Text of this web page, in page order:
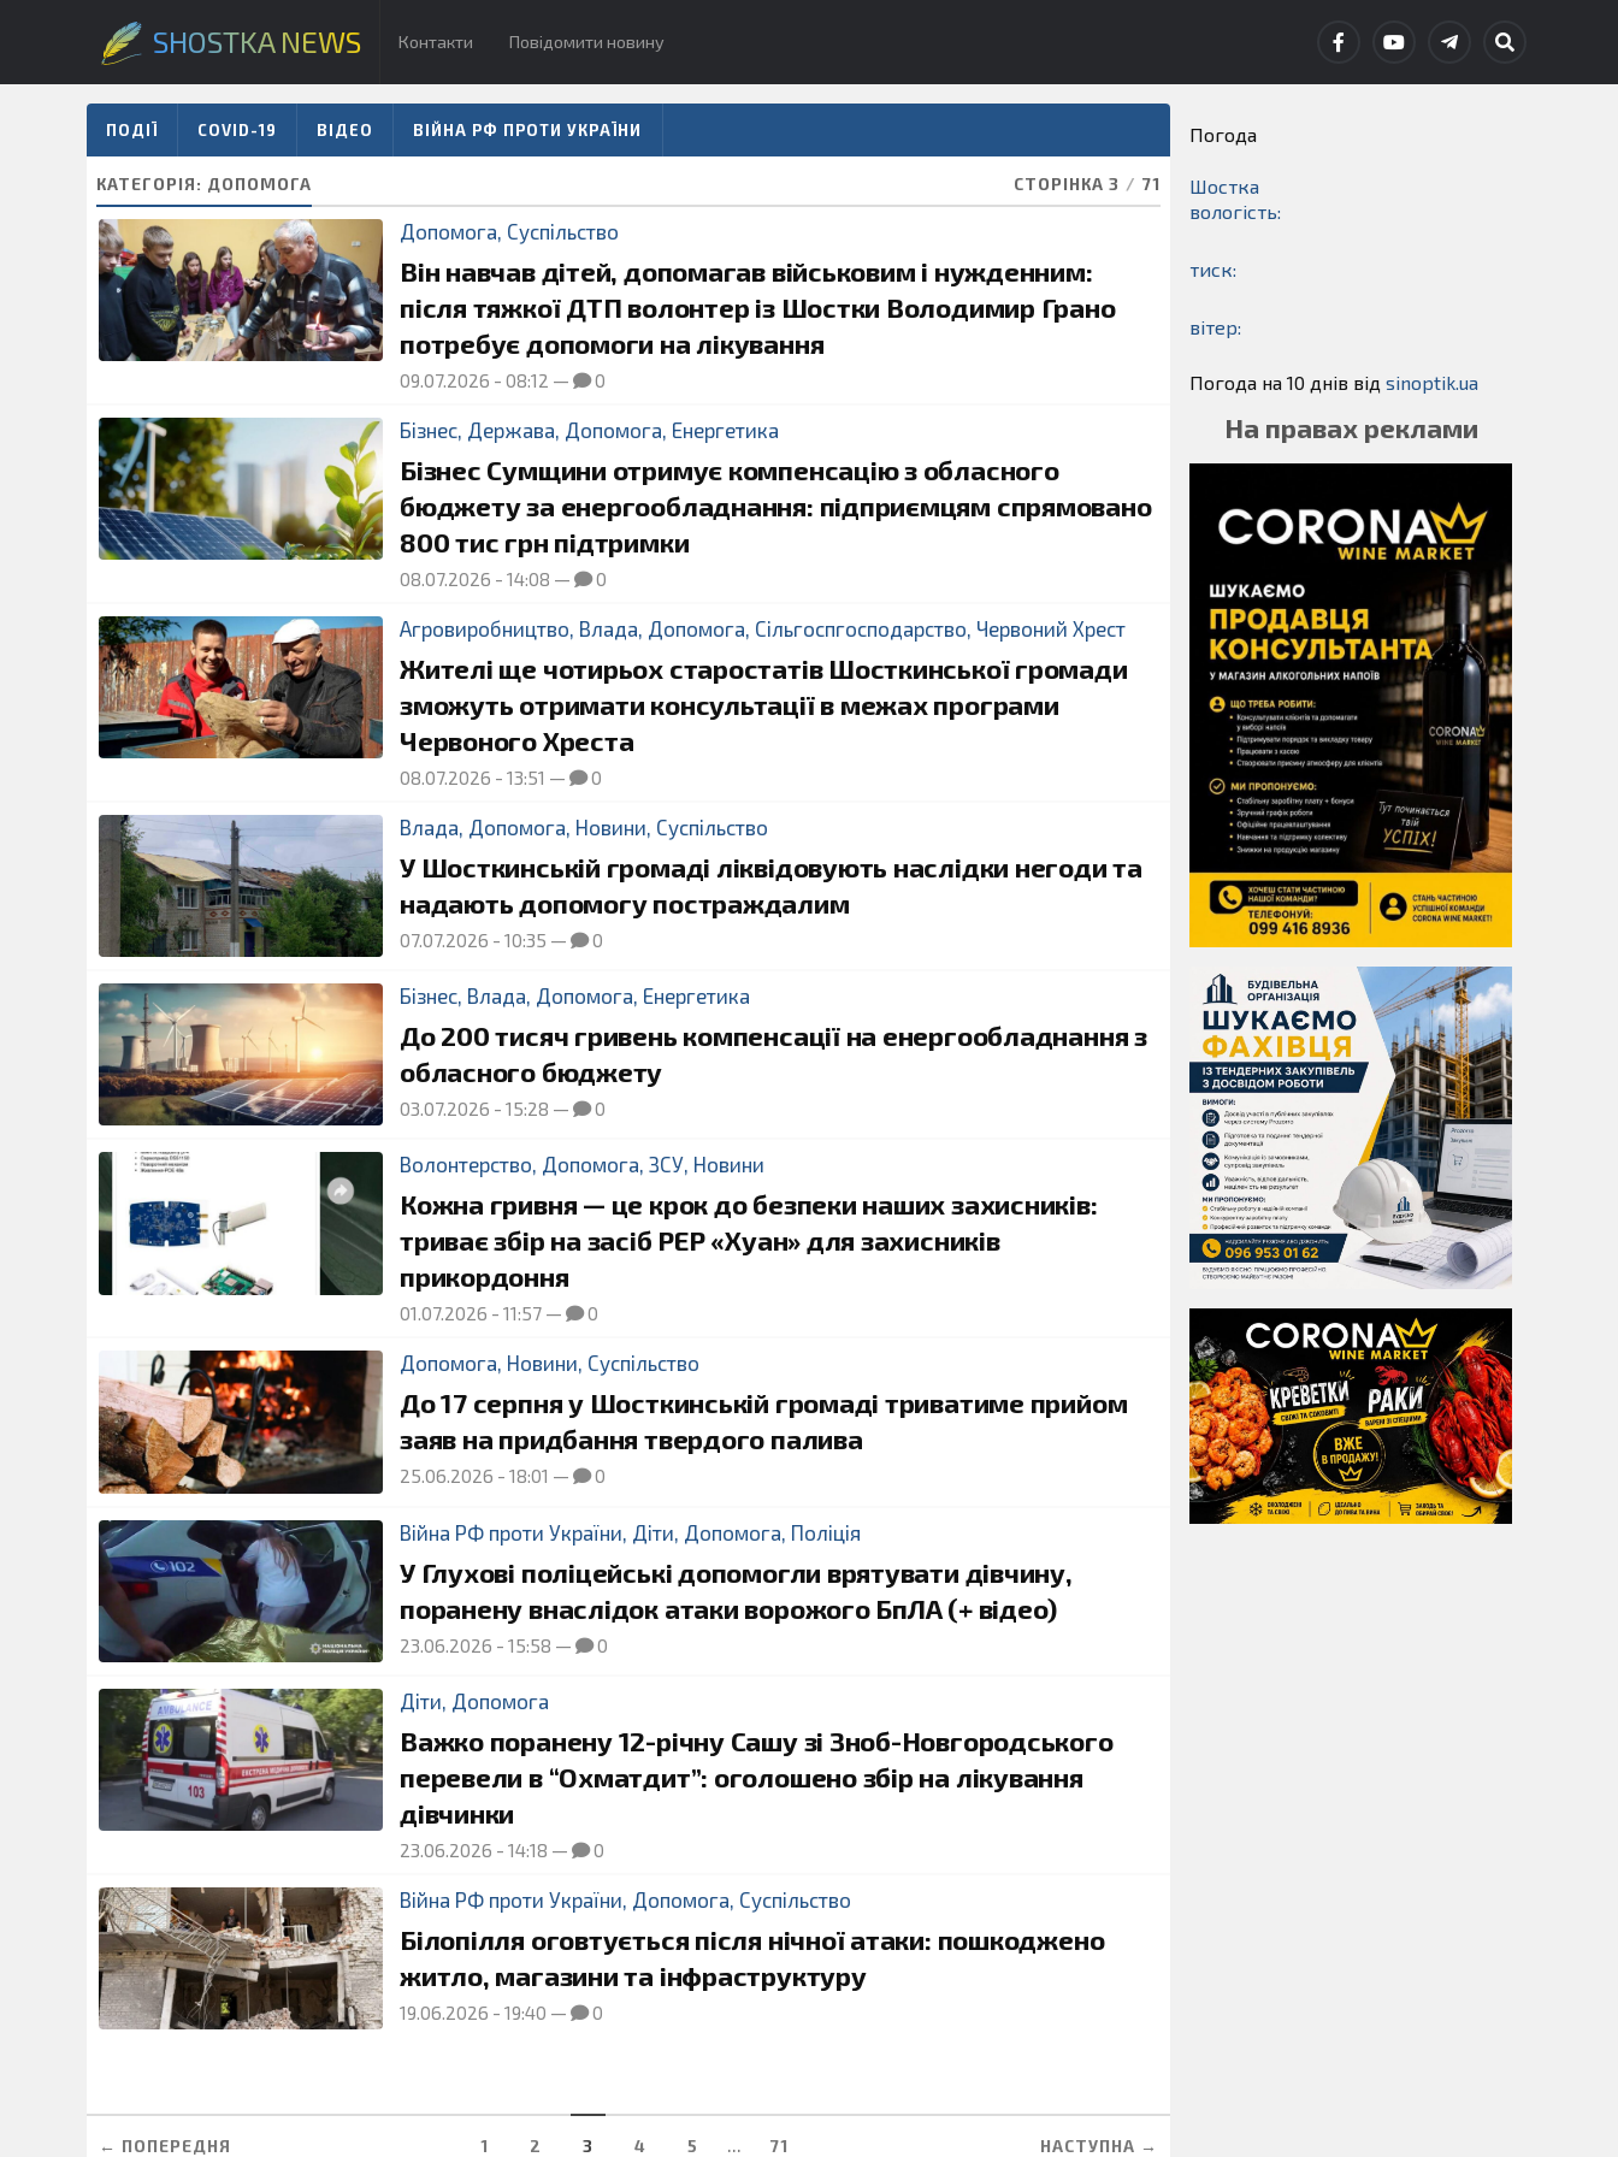
SHOSTKA NEWS Контакти Повідомити новину
ПОДІЇ COVID-19 ВІДЕО ВІЙНА РФ ПРОТИ УКРАЇНИ
КАТЕГОРІЯ: ДОПОМОГА СТОРІНКА 3 / 71
Допомога, Суспільство
Він навчав дітей, допомагав військовим і нужденним:
після тяжкої ДТП волонтер із Шостки Володимир Грано
потребує допомоги на лікування
09.07.2026 - 08:12 — 0
Бізнес, Держава, Допомога, Енергетика
Бізнес Сумщини отримує компенсацію з обласного
бюджету за енергообладнання: підприємцям спрямовано
800 тис грн підтримки
08.07.2026 - 14:08 — 0
Агровиробництво, Влада, Допомога, Сільгоспгосподарство, Червоний Хрест
Жителі ще чотирьох старостатів Шосткинської громади
зможуть отримати консультації в межах програми
Червоного Хреста
08.07.2026 - 13:51 — 0
Влада, Допомога, Новини, Суспільство
У Шосткинській громаді ліквідовують наслідки негоди та
надають допомогу постраждалим
07.07.2026 - 10:35 — 0
Бізнес, Влада, Допомога, Енергетика
До 200 тисяч гривень компенсації на енергообладнання з
обласного бюджету
03.07.2026 - 15:28 — 0
Волонтерство, Допомога, ЗСУ, Новини
Кожна гривня — це крок до безпеки наших захисників:
триває збір на засіб РЕР «Хуан» для захисників
прикордоння
01.07.2026 - 11:57 — 0
Допомога, Новини, Суспільство
До 17 серпня у Шосткинській громаді триватиме прийом
заяв на придбання твердого палива
25.06.2026 - 18:01 — 0
Війна РФ проти України Діти Допомога Поліція
У Глухові поліцейські допомогли врятувати дівчину,
поранену внаслідок атаки ворожого БпЛА (+ відео)
23.06.2026 - 15:58 — 0
Діти Допомога
Важко поранену 12-річну Сашу зі Зноб-Новгородського
перевели в “Охматдит”: оголошено збір на лікування
дівчинки
23.06.2026 - 14:18 — 0
Війна РФ проти України Допомога Суспільство
Білопілля оговтується після нічної атаки: пошкоджено
житло, магазини та інфраструктуру
19.06.2026 - 19:40 — 0
← ПОПЕРЕДНЯ 1 2 3 4 5 ... 71 НАСТУПНА →
Погода
Шостка
вологість:
тиск:
вітер:
Погода на 10 днів від sinoptik.ua
На правах реклами